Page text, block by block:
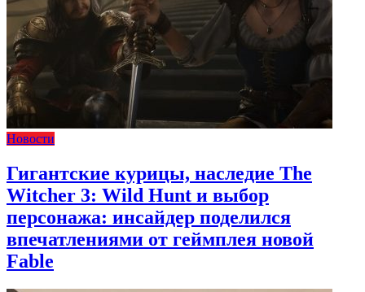
Новости
Гигантские курицы, наследие The
Witcher 3: Wild Hunt и выбор
персонажа: инсайдер поделился
впечатлениями от геймплея новой
Fable